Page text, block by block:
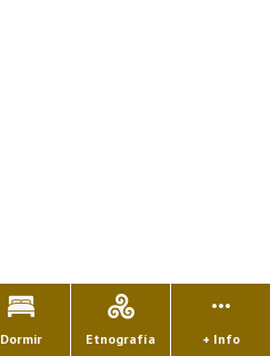
Dormir Etnografía + Info